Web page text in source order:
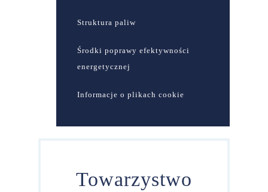
Struktura paliw
Środki poprawy efektywności
energetycznej
Informacje o plikach cookie
Towarzystwo